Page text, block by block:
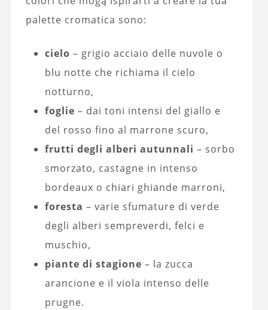
palette cromatica sono:
cielo – grigio acciaio delle nuvole o
blu notte che richiama il cielo
notturno,
foglie – dai toni intensi del giallo e
del rosso fino al marrone scuro,
frutti degli alberi autunnali – sorbo
smorzato, castagne in intenso
bordeaux o chiari ghiande marroni,
foresta – varie sfumature di verde
degli alberi sempreverdi, felci e
muschio,
piante di stagione – la zucca
arancione e il viola intenso delle
prugne.